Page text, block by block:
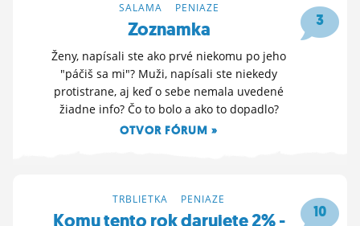
3
SALAMA PENIAZE
Zoznamka
Ženy, napísali ste ako prvé niekomu po jeho
"páčiš sa mi"? Muži, napísali ste niekedy
protistrane, aj keď o sebe nemala uvedené
žiadne info? Čo to bolo a ako to dopadlo?
OTVOR FÓRUM »
10
TRBLIETKA PENIAZE
Komu tento rok darujete 2% -